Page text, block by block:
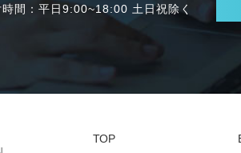
時間：平日9:00~18:00 土日祝除く
TOP